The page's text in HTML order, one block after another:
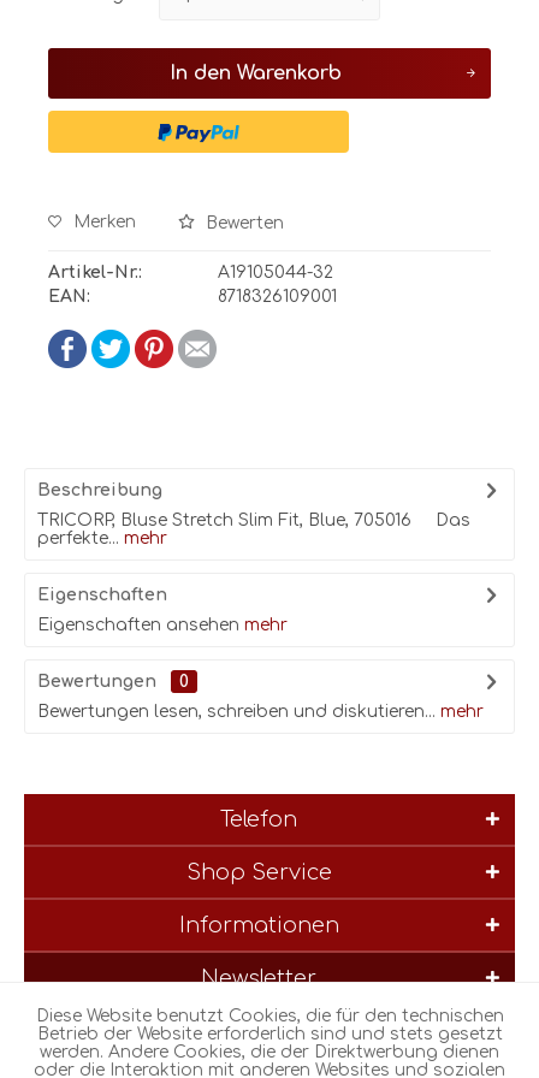
In den Warenkorb
Merken Bewerten
Artikel-Nr.:
A19105044-32
EAN:
8718326109001
Beschreibung
TRICORP, Bluse Stretch Slim Fit, Blue, 705016 Das
perfekte... mehr
Eigenschaften
Eigenschaften ansehen mehr
Bewertungen
0
Bewertungen lesen, schreiben und diskutieren... mehr
Telefon
Shop Service
Informationen
Newsletter
* Alle Preise inkl. gesetzl. Mehrwertsteuer zzgl.Versandkostenund
ggf. Nachnahmegebühren, wenn nicht anders beschrieben
Diese Website benutzt Cookies, die für den technischen
Betrieb der Website erforderlich sind und stets gesetzt
werden. Andere Cookies, die der Direktwerbung dienen
oder die Interaktion mit anderen Websites und sozialen